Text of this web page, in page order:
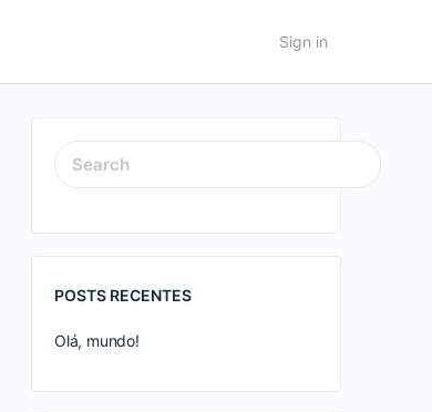
Sign in
SEARCH
FOR:
POSTS RECENTES
Olá, mundo!